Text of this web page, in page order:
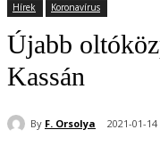
Hírek Koronavírus
Újabb
Kassán
By F. Orsolya 2021-01-14